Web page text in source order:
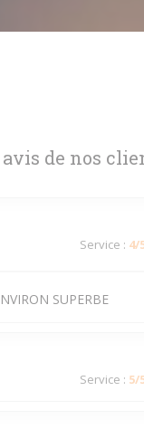
avis de nos
Service : 4/
SUPERBE
Service : 5/